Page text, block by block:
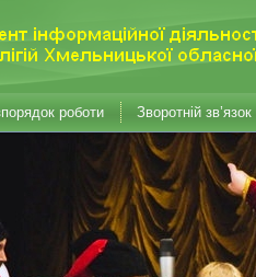
роботи Зворотній зв’язок